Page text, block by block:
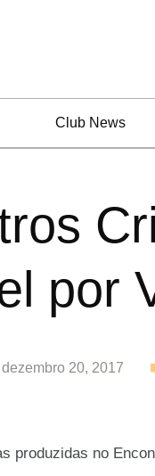
Club News
por
dezembro 20, 2017
produzidas no